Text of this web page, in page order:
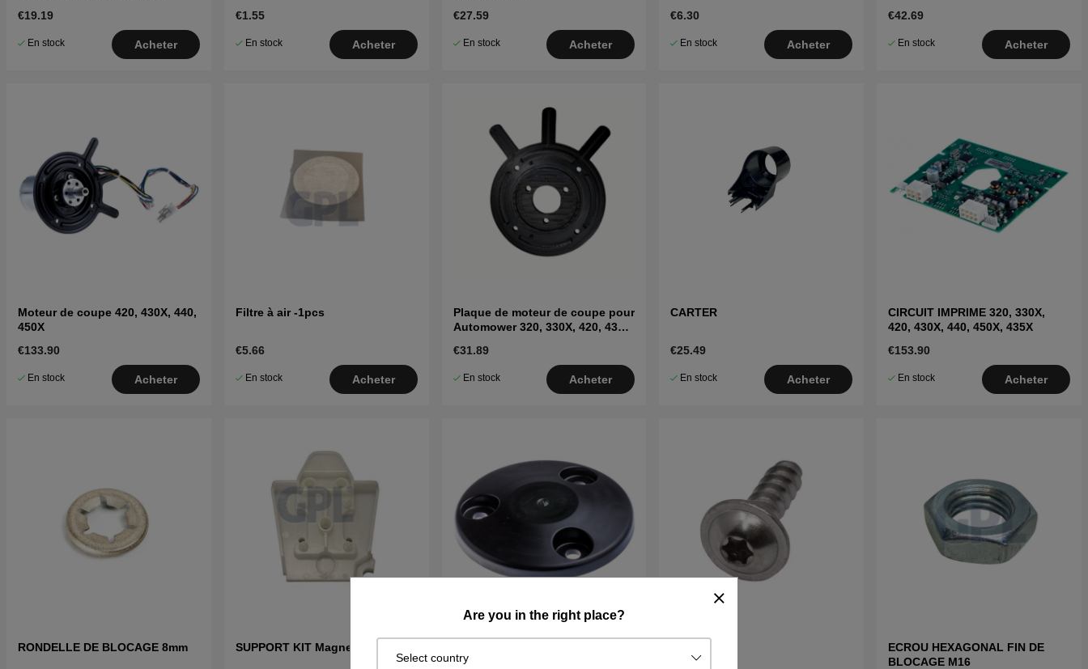
Are you in the right place?
Select country
€19.19
En stock Acheter
€1.55
En stock Acheter
€27.59
En stock Acheter
€6.30
En stock Acheter
€42.69
En stock Acheter
Moteur de coupe 420, 430X, 440,
450X
€133.90
En stock Acheter
Filtre à air -1pcs
€5.66
En stock Acheter
Plaque de moteur de coupe pour
Automower 320, 330X, 420, 430X,
€31.89
En stock Acheter
CARTER
€25.49
En stock Acheter
CIRCUIT IMPRIME 320, 330X,
420, 430X, 440, 450X, 435X
€153.90
En stock Acheter
RONDELLE DE BLOCAGE 8mm SUPPORT KIT Magnet
ECROU HEXAGONAL FIN DE
BLOCAGE M16